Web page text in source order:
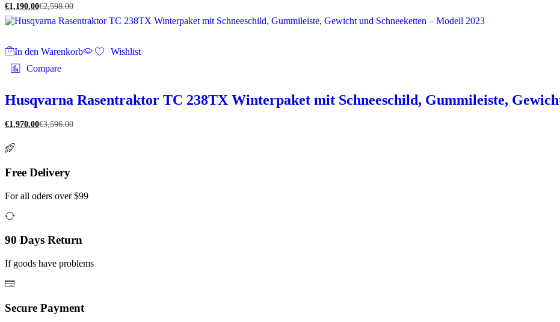
€1,190.00€2,598.00
In den Warenkorb
Wishlist
Compare
Husqvarna Rasentraktor TC 238TX Winterpaket mit Schneeschild, Gummileiste,
€1,970.00€3,596.00
Free Delivery
For all oders over $99
90 Days Return
If goods have problems
Secure Payment